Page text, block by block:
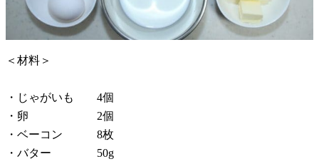
＜材料＞
・じゃがいも 4個
・卵 2個
・ベーコン 8枚
・バター 50g